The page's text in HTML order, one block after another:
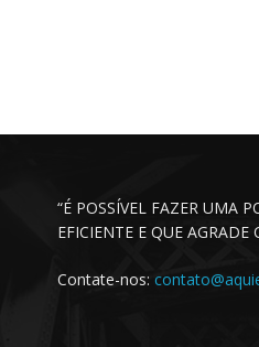
“É POSSÍVEL FAZER UMA
EFICIENTE E QUE AGRADE
Contate-nos: